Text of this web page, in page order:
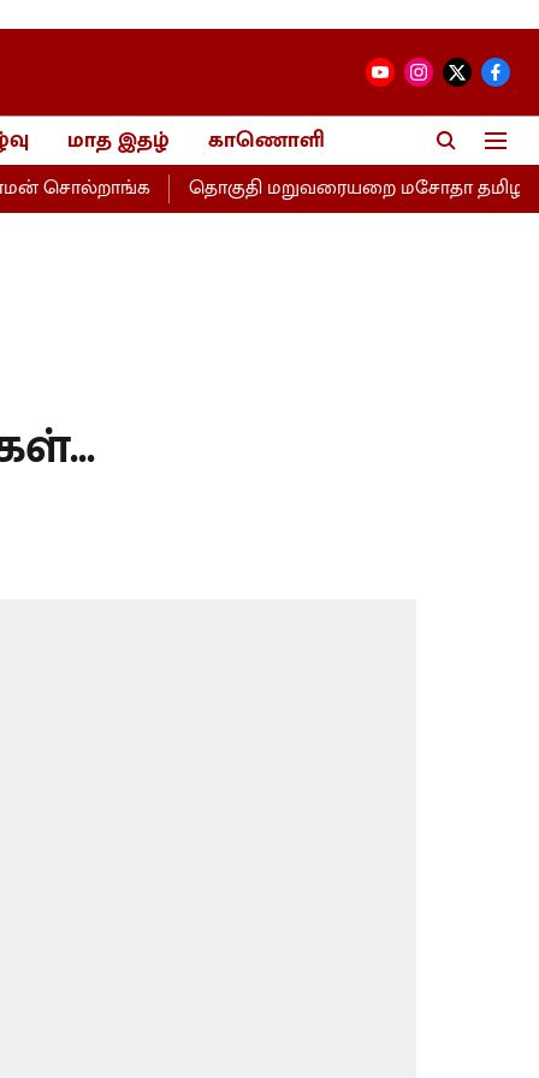
மாத இதழ் காணொளி
சொல்றாங்க தொகுதி மறுவரையறை மசோதா